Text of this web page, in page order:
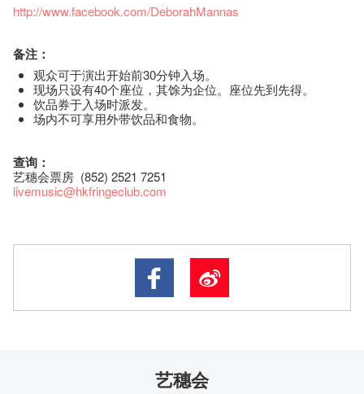
http://www.facebook.com/DeborahMannas
备注：
观众可于演出开始前30分钟入场。
现场只设有40个座位，其馀为企位。座位先到先得。
饮品券于入场时派发。
场内不可享用外带饮品和食物。
查询：
艺穗会票房 (852) 2521 7251
livemusic@hkfringeclub.com
艺穗会